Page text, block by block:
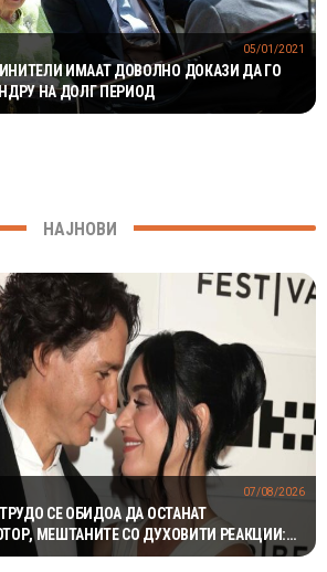
ИМААТ ДОВОЛНО ДОКАЗИ ДА ГО
НА ДОЛГ ПЕРИОД
05/01/2021
НАЈНОВИ
СЕ ОБИДОА ДА ОСТАНАТ
МЕШТАНИТЕ СО ДУХОВИТИ РЕАКЦИИ:
07/08/2026